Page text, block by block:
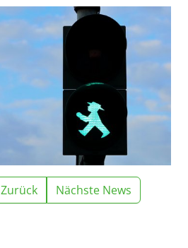
Zurück Nächste News